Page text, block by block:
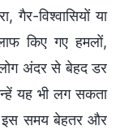
गैर-विश्वासियों या
किए गए हमलों,
अंदर से बेहद डर
यह भी लग सकता
इस समय बेहतर और